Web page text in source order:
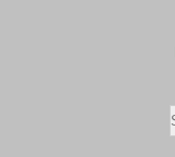
TOMBES EST